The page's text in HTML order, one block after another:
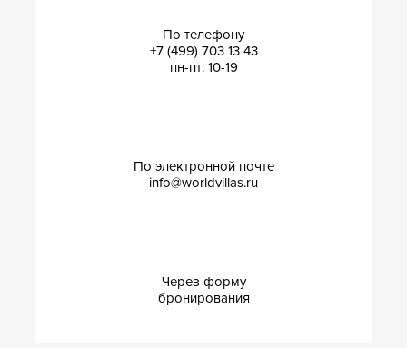
По телефону
+7 (499) 703 13 43
пн-пт: 10-19
По электронной почте
info@worldvillas.ru
Через форму
бронирования